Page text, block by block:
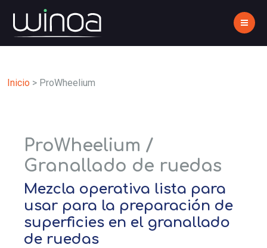
Inicio > ProWheelium
ProWheelium /
Granallado de ruedas
Mezcla operativa lista para
usar para la preparación de
superficies en el granallado
de ruedas